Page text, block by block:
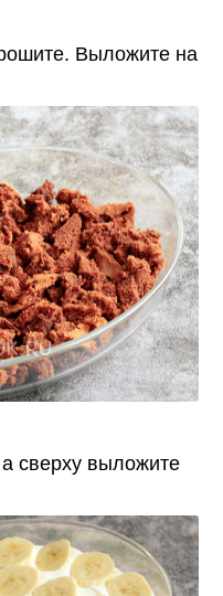
Выложите на
сверху выложите